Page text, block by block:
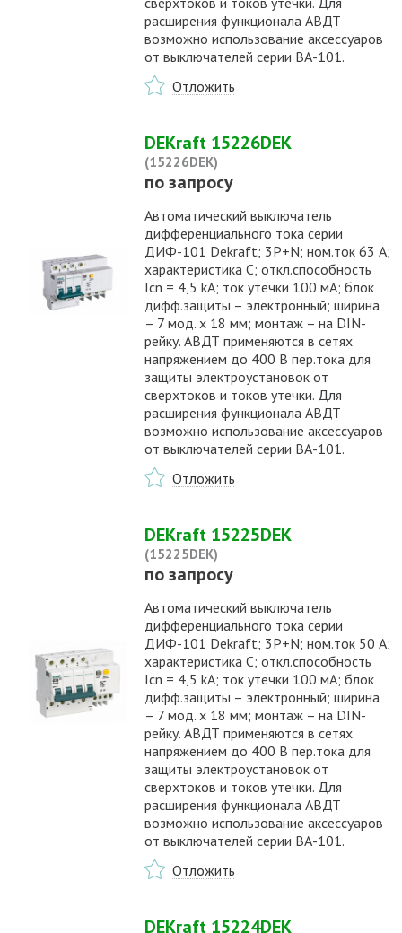
расширения функционала АВДТ
возможно использование аксессуаров
от выключателей серии ВА-101.
Отложить
DEKraft 15226DEK
(15226DEK)
по запросу
Автоматический выключатель
дифференциального тока серии
ДИФ-101 Dekraft; 3P+N; ном.ток 63 А;
характеристика C; откл.способность
Icn = 4,5 kA; ток утечки 100 мА; блок
дифф.защиты – электронный; ширина
– 7 мод. х 18 мм; монтаж – на DIN-
рейку. АВДТ применяются в сетях
напряжением до 400 В пер.тока для
защиты электроустановок от
сверхтоков и токов утечки. Для
расширения функционала АВДТ
возможно использование аксессуаров
от выключателей серии ВА-101.
Отложить
DEKraft 15225DEK
(15225DEK)
по запросу
Автоматический выключатель
дифференциального тока серии
ДИФ-101 Dekraft; 3P+N; ном.ток 50 А;
характеристика C; откл.способность
Icn = 4,5 kA; ток утечки 100 мА; блок
дифф.защиты – электронный; ширина
– 7 мод. х 18 мм; монтаж – на DIN-
рейку. АВДТ применяются в сетях
напряжением до 400 В пер.тока для
защиты электроустановок от
сверхтоков и токов утечки. Для
расширения функционала АВДТ
возможно использование аксессуаров
от выключателей серии ВА-101.
Отложить
DEKraft 15224DEK